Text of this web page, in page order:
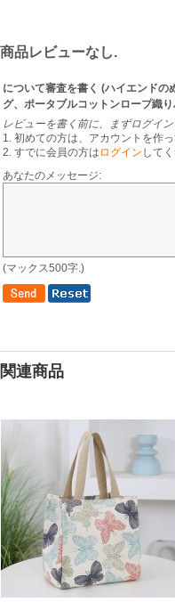
商品レビューなし.
について審査を書く (ハイエンドの
グ、ポータブルコットンロープ織
レビューを書く前に、まずログイン
1. 初めての方は、アカウントを作
2. すでに会員の方は ログイン してく
あなたのメッセージ:
(マックス500字.)
関連商品